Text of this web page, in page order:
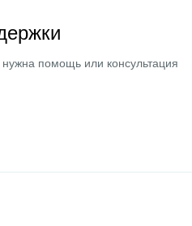
помощь или консультация